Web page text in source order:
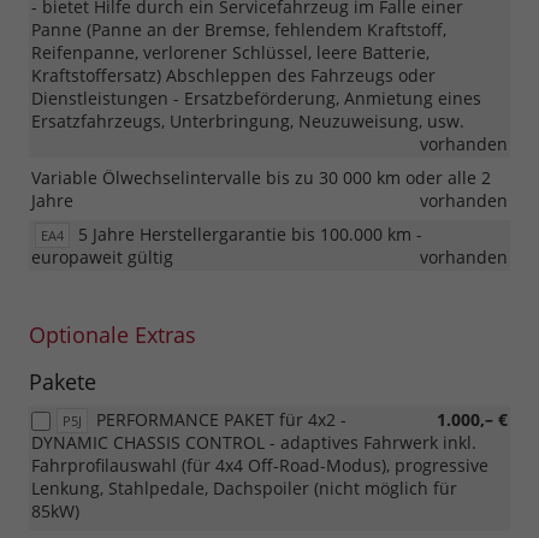
- bietet Hilfe durch ein Servicefahrzeug im Falle einer
Panne (Panne an der Bremse, fehlendem Kraftstoff,
Reifenpanne, verlorener Schlüssel, leere Batterie,
Kraftstoffersatz) Abschleppen des Fahrzeugs oder
Dienstleistungen - Ersatzbeförderung, Anmietung eines
Ersatzfahrzeugs, Unterbringung, Neuzuweisung, usw.
vorhanden
Variable Ölwechselintervalle bis zu 30 000 km oder alle 2
Jahre
vorhanden
EA4
5 Jahre Herstellergarantie bis 100.000 km -
europaweit gültig
vorhanden
Optionale Extras
Pakete
P5J 1.000,– €
PERFORMANCE PAKET für 4x2 -
DYNAMIC CHASSIS CONTROL - adaptives Fahrwerk inkl.
Fahrprofilauswahl (für 4x4 Off-Road-Modus), progressive
Lenkung, Stahlpedale, Dachspoiler (nicht möglich für
85kW)